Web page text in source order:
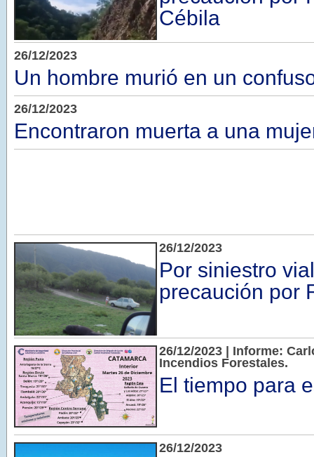
Cébila
26/12/2023
Un hombre murió en un
26/12/2023
Encontraron muerta a una
26/12/2023
Por siniestro
precaución por
26/12/2023 | Informe:
Incendios Forestales.
El tiempo para
26/12/2023